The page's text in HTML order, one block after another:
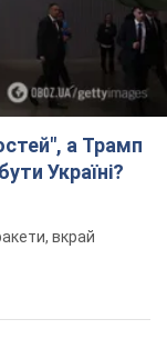
а Трамп
Україні?
вкрай